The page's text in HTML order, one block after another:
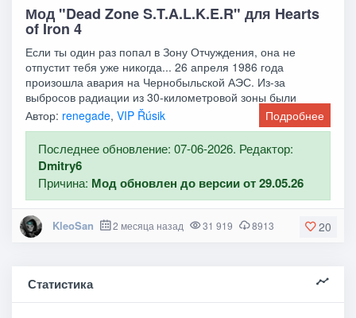
Мод "Dead Zone S.T.A.L.K.E.R" для Hearts
of Iron 4
Если ты один раз попал в Зону Отчуждения, она не
отпустит тебя уже никогда... 26 апреля 1986 года
произошла авария на Чернобыльской АЭС. Из-за
выбросов радиации из 30-километровой зоны были
Автор: renegade,VIP Řúsik Подробнее
Последнее обновление: 07-06-2026. Редактор:
Dmitry6
Причина: Мод обновлен до версии от 29.05.26
20
KleoSan 2 месяца назад 31 919 8913
Статистика